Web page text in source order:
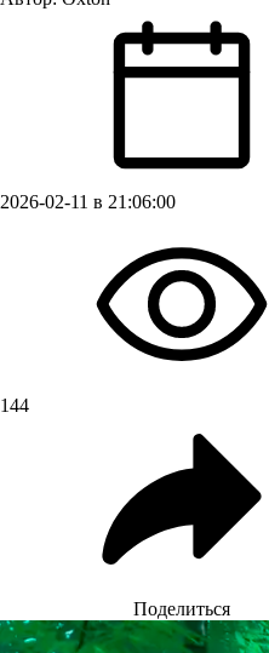
2026-02-11 в 21:06:00
144
Поделиться